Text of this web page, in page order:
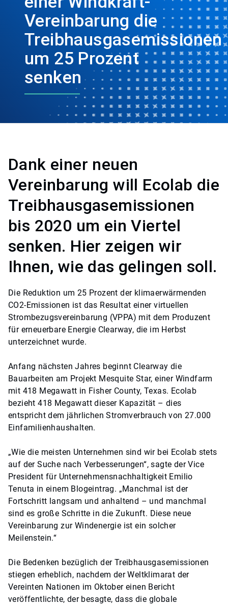
Vereinbarung die
Treibhausgasemissionen
um 25 Prozent
senken
Dank einer neuen
Vereinbarung will Ecolab die
Treibhausgasemissionen
bis 2020 um ein Viertel
senken. Hier zeigen wir
Ihnen, wie das gelingen soll.
Die Reduktion um 25 Prozent der klimaerwärmenden
CO2-Emissionen ist das Resultat einer virtuellen
Strombezugsvereinbarung (VPPA) mit dem Produzent
für erneuerbare Energie Clearway, die im Herbst
unterzeichnet wurde.
Anfang nächsten Jahres beginnt Clearway die
Bauarbeiten am Projekt Mesquite Star, einer Windfarm
mit 418 Megawatt in Fisher County, Texas. Ecolab
bezieht 418 Megawatt dieser Kapazität – dies
entspricht dem jährlichen Stromverbrauch von 27.000
Einfamilienhaushalten.
„Wie die meisten Unternehmen sind wir bei Ecolab stets
auf der Suche nach Verbesserungen“, sagte der Vice
President für Unternehmensnachhaltigkeit Emilio
Tenuta in einem Blogeintrag. „Manchmal ist der
Fortschritt langsam und anhaltend – und manchmal
sind es große Schritte in die Zukunft. Diese neue
Vereinbarung zur Windenergie ist ein solcher
Meilenstein.“
Die Bedenken bezüglich der Treibhausgasemissionen
stiegen erheblich, nachdem der Weltklimarat der
Vereinten Nationen im Oktober einen Bericht
veröffentlichte, der besagte, dass die globale